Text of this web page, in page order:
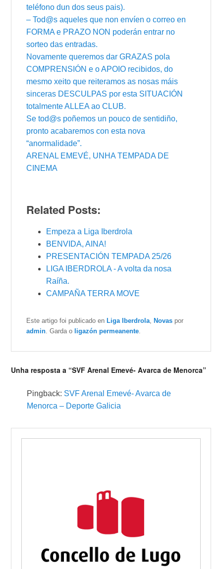
teléfono dun dos seus pais).
– Tod@s aqueles que non envíen o correo en
FORMA e PRAZO NON poderán entrar no
sorteo das entradas.
Novamente queremos dar GRAZAS pola
COMPRENSIÓN e o APOIO recibidos, do
mesmo xeito que reiteramos as nosas máis
sinceras DESCULPAS por esta SITUACIÓN
totalmente ALLEA ao CLUB.
Se tod@s poñemos un pouco de sentidiño,
pronto acabaremos con esta nova
“anormalidade”.
ARENAL EMEVÉ, UNHA TEMPADA DE
CINEMA
Related Posts:
Empeza a Liga Iberdrola
BENVIDA, AINA!
PRESENTACIÓN TEMPADA 25/26
LIGA IBERDROLA - A volta da nosa
Raíña.
CAMPAÑA TERRA MOVE
Este artigo foi publicado en Liga Iberdrola Novas por
admin . Garda o ligazón permeanente
Unha resposta a “SVF Arenal Emevé- Avarca de Menorca”
Pingback: SVF Arenal Emevé- Avarca de
Menorca – Deporte Galicia